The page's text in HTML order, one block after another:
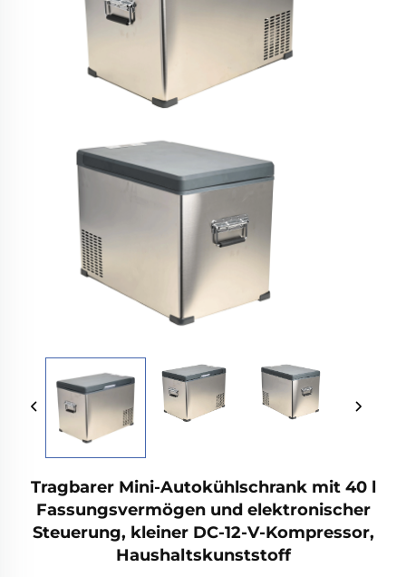
Tragbarer Mini-Autokühlschrank mit 40 l
Fassungsvermögen und elektronischer
Steuerung, kleiner DC-12-V-Kompressor,
Haushaltskunststoff